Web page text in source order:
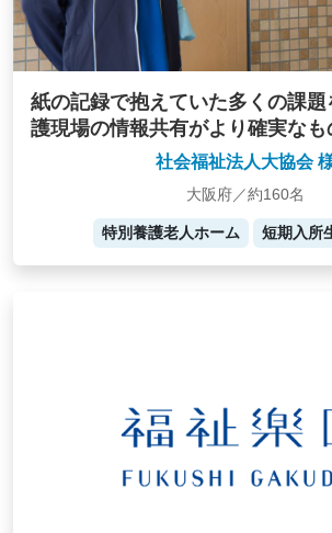
紙の記録で抱えていた多くの課
護現場の情報共有がより確実なも
社会福祉法人大協会
大阪府／約160名
特別養護老人ホーム 短期入所